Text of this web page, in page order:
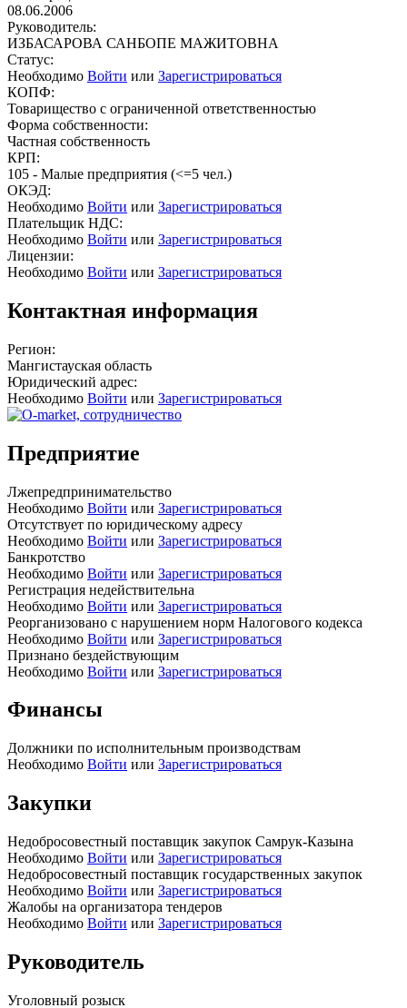
08.06.2006
Руководитель:
ИЗБАСАРОВА САНБОПЕ МАЖИТОВНА
Статус:
Необходимо Войти или Зарегистрироваться
КОПФ:
Товарищество с ограниченной ответственностью
Форма собственности:
Частная собственность
КРП:
105 - Малые предприятия (<=5 чел.)
ОКЭД:
Необходимо Войти или Зарегистрироваться
Плательщик НДС:
Необходимо Войти или Зарегистрироваться
Лицензии:
Необходимо Войти или Зарегистрироваться
Контактная информация
Регион:
Мангистауская область
Юридический адрес:
Необходимо Войти или Зарегистрироваться
Предприятие
Лжепредпринимательство
Необходимо Войти или Зарегистрироваться
Отсутствует по юридическому адресу
Необходимо Войти или Зарегистрироваться
Банкротство
Необходимо Войти или Зарегистрироваться
Регистрация недействительна
Необходимо Войти или Зарегистрироваться
Реорганизовано с нарушением норм Налогового кодекса
Необходимо Войти или Зарегистрироваться
Признано бездействующим
Необходимо Войти или Зарегистрироваться
Финансы
Должники по исполнительным производствам
Необходимо Войти или Зарегистрироваться
Закупки
Недобросовестный поставщик закупок Самрук-Казына
Необходимо Войти или Зарегистрироваться
Недобросовестный поставщик государственных закупок
Необходимо Войти или Зарегистрироваться
Жалобы на организатора тендеров
Необходимо Войти или Зарегистрироваться
Руководитель
Уголовный розыск